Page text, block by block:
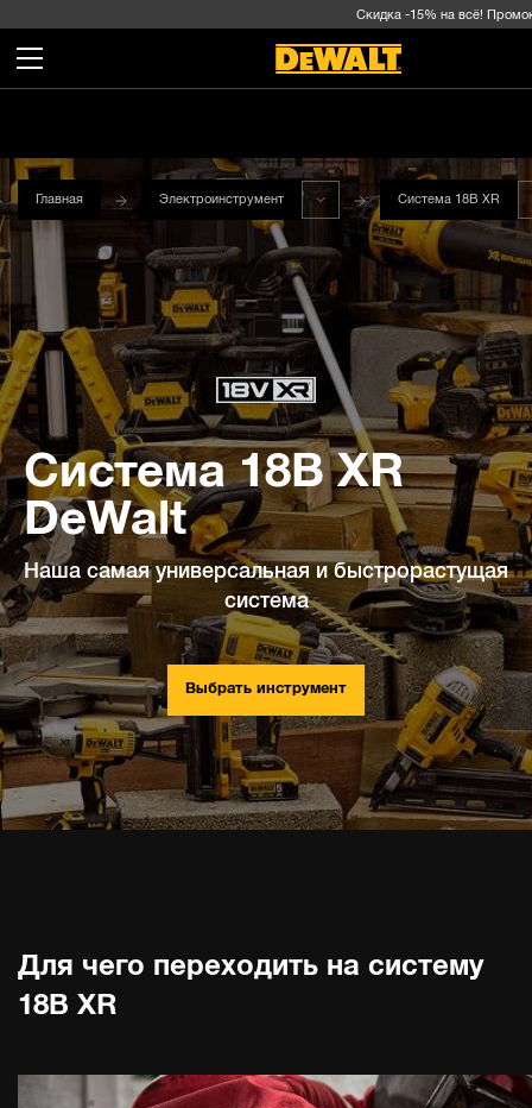
Скидка -15% на всё! Промокод
Главная Электроинструмент Система 18В XR
Система 18В XR
DeWalt
Наша самая универсальная и быстрорастущая
система
Выбрать инструмент
Для чего переходить на систему
18В XR